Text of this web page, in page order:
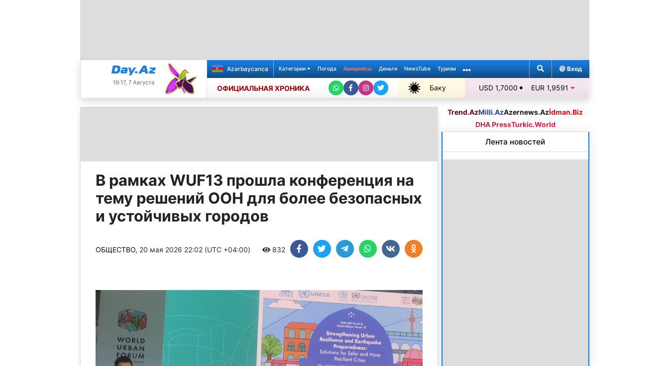
19:17, 7 Августа
Azərbaycanca Категории Погода Авиарейсы Деньги NewsTube Туризм Вход
ОФИЦИАЛЬНАЯ ХРОНИКА Баку
+30℃
USD 1,7000 EUR 1,9591
В рамках WUF13 прошла конференция на
тему решений ООН для более безопасных
и устойчивых городов
ОБЩЕСТВО, 20 мая 2026 22:02 (UTC +04:00) 832
Trend.AzMilli.AzAzernews.Azİdman.Biz
DHA PressTurkic.World
Лента новостей